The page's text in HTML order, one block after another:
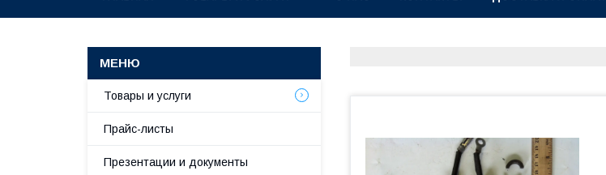
Товары и услуги
Прайс-листы
Презентации и документы